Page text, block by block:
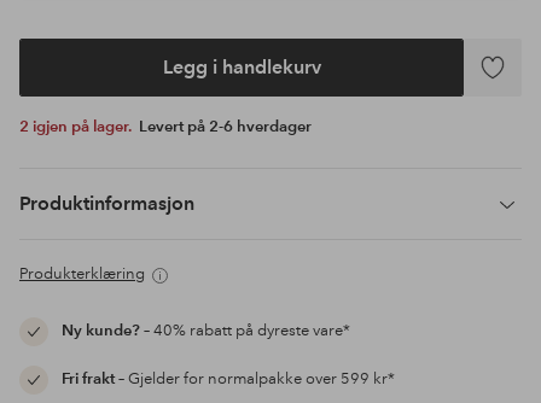
Legg i handlekurv
Legg
2 igjen på lager. Levert på 2-6 hverdager
Produktinformasjon
Produkterklæring
Ny kunde?– 40% rabatt på dyreste vare*
Fri frakt– Gjelder for normalpakke over 599 kr*